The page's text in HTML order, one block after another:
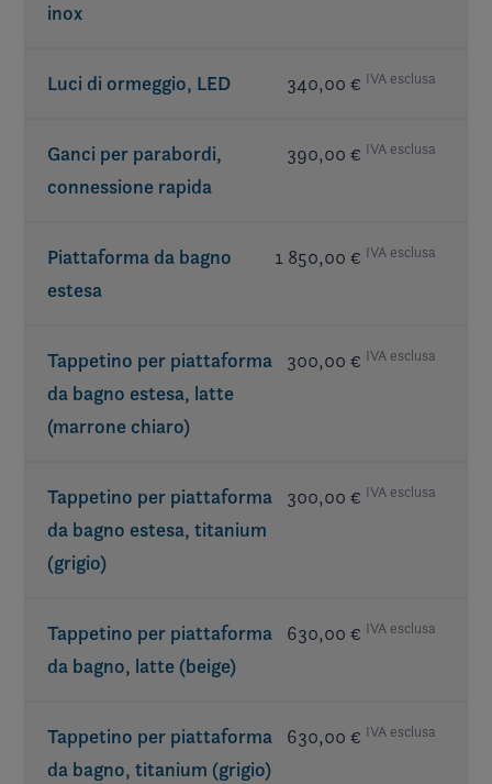
inox
Luci di ormeggio, LED 340,00 € IVA esclusa
Ganci per parabordi,
connessione rapida
390,00 € IVA esclusa
Piattaforma da bagno
estesa
1 850,00 € IVA esclusa
Tappetino per piattaforma
da bagno estesa, latte
(marrone chiaro)
300,00 € IVA esclusa
Tappetino per piattaforma
da bagno estesa, titanium
(grigio)
300,00 € IVA esclusa
Tappetino per piattaforma
da bagno, latte (beige)
630,00 € IVA esclusa
Tappetino per piattaforma
da bagno, titanium (grigio)
630,00 € IVA esclusa